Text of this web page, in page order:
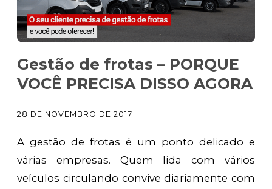
Gestão de frotas – PORQUE
VOCÊ PRECISA DISSO AGORA
28 DE NOVEMBRO DE 2017
A gestão de frotas é um ponto delicado e
várias empresas. Quem lida com vários
veículos circulando convive diariamente com